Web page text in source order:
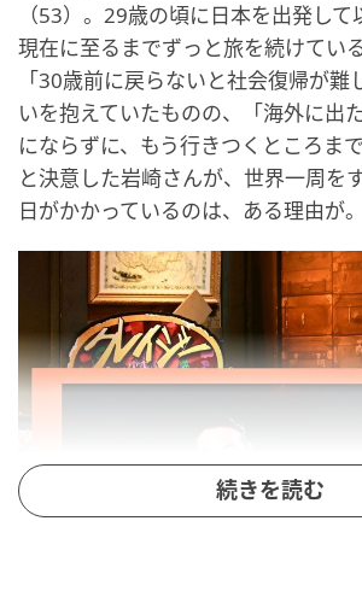
（53）。29歳の頃に日本を出発し
現在に至るまでずっと旅を続けてい
「30歳前に戻らないと社会復帰が難
いを抱えていたものの、「海外に出
にならずに、もう行きつくところま
と決意した岩崎さんが、世界一周を
日がかかっているのは、ある理由が。
続きを読む